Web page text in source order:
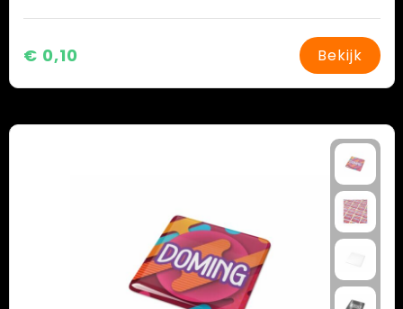
€ 0,10 Bekijk